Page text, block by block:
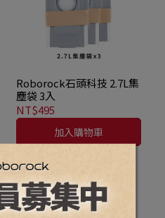
Roborock石頭科技 2.7L集
塵袋 3入
NT$495
加入購物車